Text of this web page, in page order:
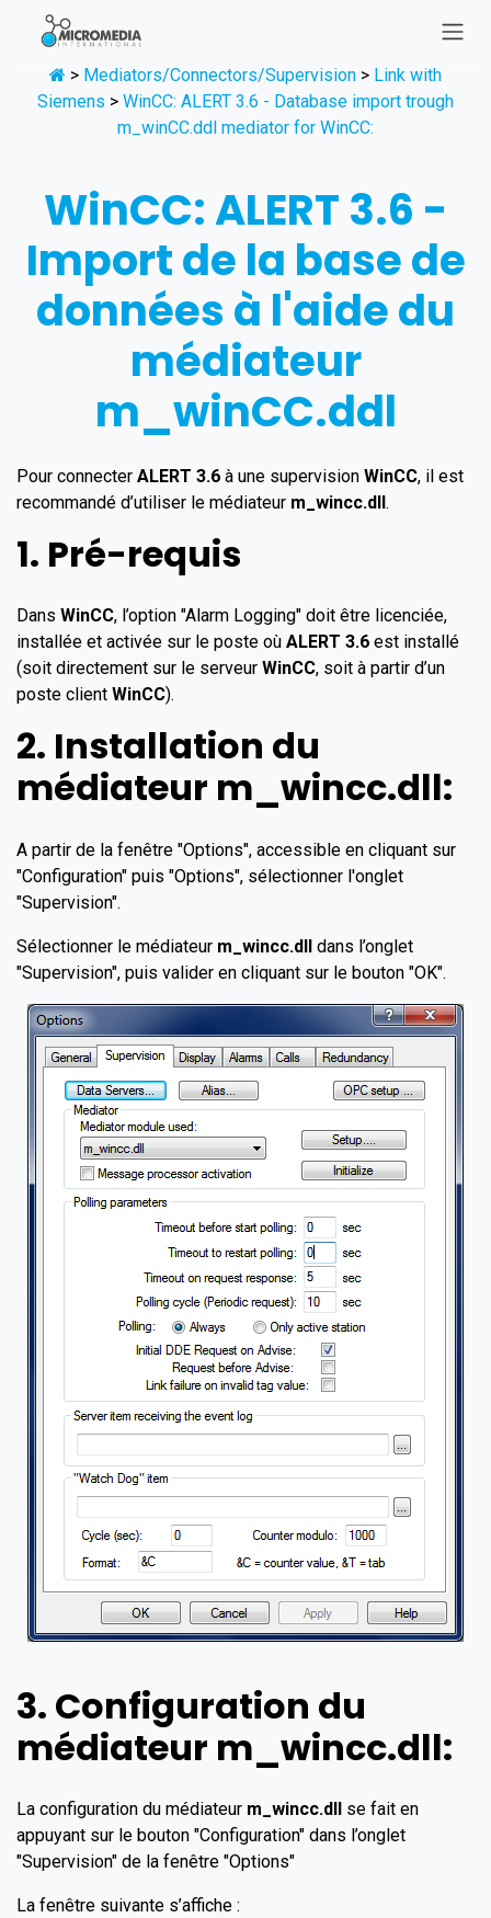
Se rendre au contenu
> Mediators/Connectors/Supervision > Link with
Siemens > WinCC: ALERT 3.6 - Database import trough
m_winCC.ddl mediator for WinCC:
WinCC: ALERT 3.6 -
Import de la base de
données à l'aide du
médiateur
m_winCC.ddl
Pour connecter ALERT 3.6 à une supervision WinCC, il est
recommandé d’utiliser le médiateur m_wincc.dll.
1. Pré-requis
Dans WinCC, l’option "Alarm Logging" doit être licenciée,
installée et activée sur le poste où ALERT 3.6 est installé
(soit directement sur le serveur WinCC, soit à partir d’un
poste client WinCC).
2. Installation du
médiateur m_wincc.dll:
A partir de la fenêtre "Options", accessible en cliquant sur
"Configuration" puis "Options", sélectionner l'onglet
"Supervision".
Sélectionner le médiateur m_wincc.dll dans l’onglet
"Supervision", puis valider en cliquant sur le bouton "OK".
3. Configuration du
médiateur m_wincc.dll:
La configuration du médiateur m_wincc.dll
se fait en
appuyant sur le bouton "Configuration" dans l’onglet
"Supervision" de la fenêtre "Options"
La fenêtre suivante s’affiche :